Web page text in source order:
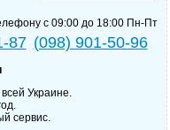
с 09:00 до 18:00 Пн-Пт
87 (098) 901-50-96
Украине.
сервис.